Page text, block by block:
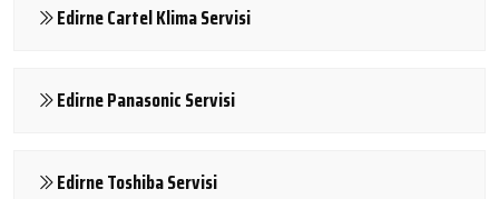
Edirne Cartel Klima Servisi
Edirne Panasonic Servisi
Edirne Toshiba Servisi